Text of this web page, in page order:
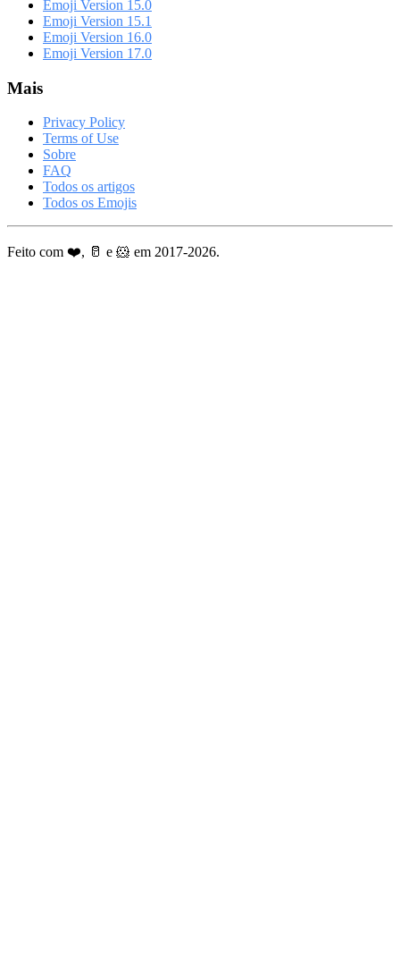
Emoji Version 15.0
Emoji Version 15.1
Emoji Version 16.0
Emoji Version 17.0
Mais
Privacy Policy
Terms of Use
Sobre
FAQ
Todos os artigos
Todos os Emojis
Feito com ❤️, 🥛 e 🐹 em 2017-2026.